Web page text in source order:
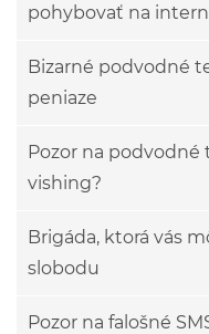
pohybovať na
Bizarné podvodné
peniaze
Pozor na podvodné
vishing?
Brigáda, ktorá vás
slobodu
Pozor na falošné